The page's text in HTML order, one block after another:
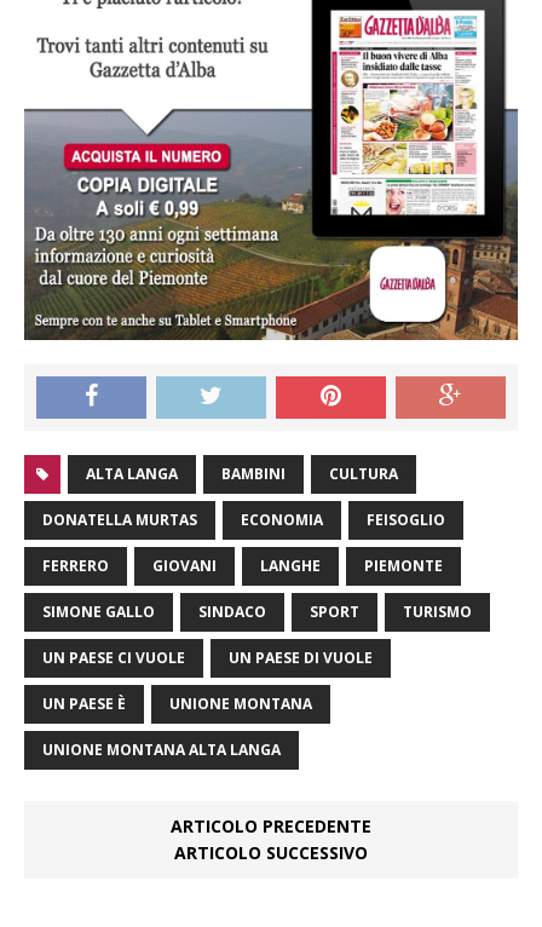
ALTA LANGA BAMBINI CULTURA
DONATELLA MURTAS ECONOMIA FEISOGLIO
FERRERO GIOVANI LANGHE PIEMONTE
SIMONE GALLO SINDACO SPORT TURISMO
UN PAESE CI VUOLE UN PAESE DI VUOLE
UN PAESE È UNIONE MONTANA
UNIONE MONTANA ALTA LANGA
ARTICOLO PRECEDENTE
ARTICOLO SUCCESSIVO